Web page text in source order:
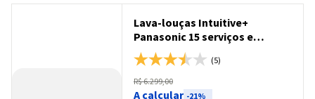
Lava-louças Intuitive+
Panasonic 15 serviços e
Função ECO Black Glass - NP-
6M1MBKBRP
(5)
R$6.299,00
A calcular -21%